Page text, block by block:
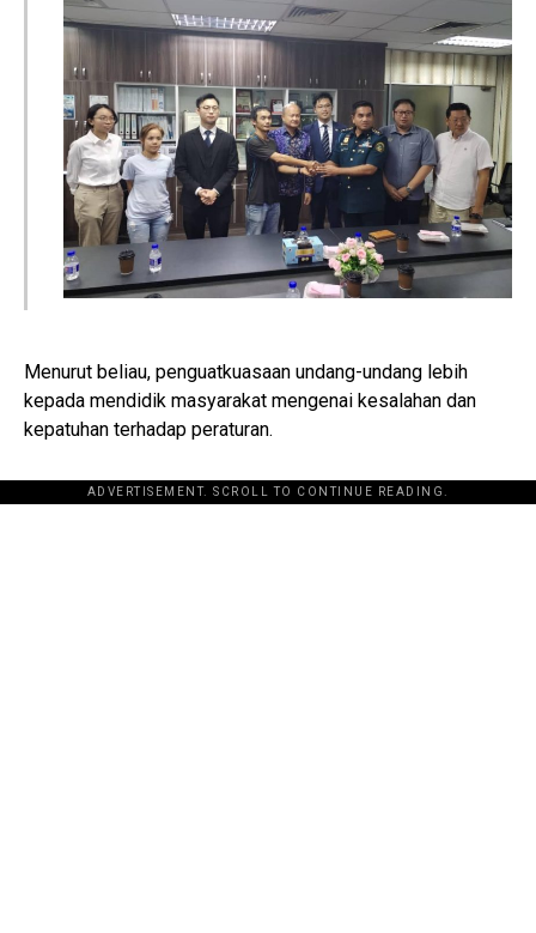
Menurut beliau, penguatkuasaan undang-undang lebih
kepada mendidik masyarakat mengenai kesalahan dan
kepatuhan terhadap peraturan.
ADVERTISEMENT. SCROLL TO CONTINUE READING.